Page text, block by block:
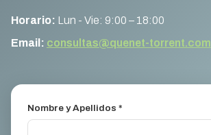
Horario: Lun - Vie: 9:00 – 18:00
Email: consultas@quenet-torrent.com
Nombre y Apellidos *